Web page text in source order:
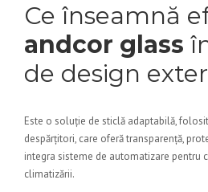
Ce înseamnă
andcor glass
de design
Este o soluție de sticlă adaptabilă,
despărțitori, care oferă transparență,
integra sisteme de automatizare pentru
climatizării.